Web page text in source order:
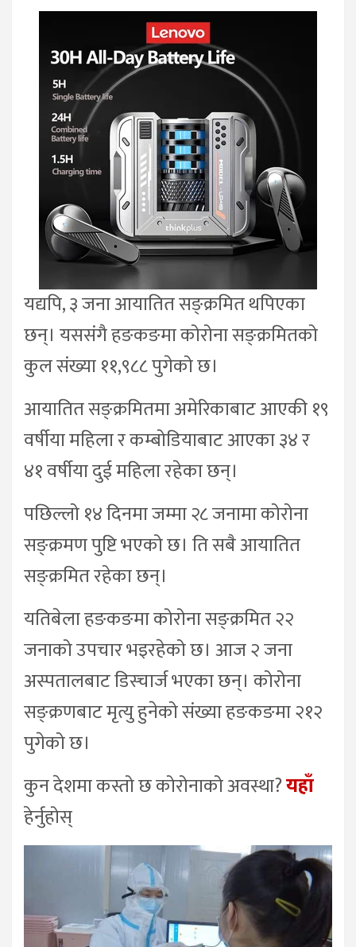
यद्यपि, ३ जना आयातित सङ्क्रमित थपिएका
छन्। यससंगै हङकङमा कोरोना सङ्क्रमितको
कुल संख्या ११,९८८ पुगेको छ।
आयातित सङ्क्रमितमा अमेरिकाबाट आएकी १९
वर्षीया महिला र कम्बोडियाबाट आएका ३४ र
४१ वर्षीया दुई महिला रहेका छन्।
पछिल्लो १४ दिनमा जम्मा २८ जनामा कोरोना
सङ्क्रमण पुष्टि भएको छ। ति सबै आयातित
सङ्क्रमित रहेका छन्।
यतिबेला हङकङमा कोरोना सङ्क्रमित २२
जनाको उपचार भइरहेको छ। आज २ जना
अस्पतालबाट डिस्चार्ज भएका छन्। कोरोना
सङ्क्रणबाट मृत्यु हुनेको संख्या हङकङमा २१२
पुगेको छ।
कुन देशमा कस्तो छ कोरोनाको अवस्था?यहाँ
हेर्नुहोस्